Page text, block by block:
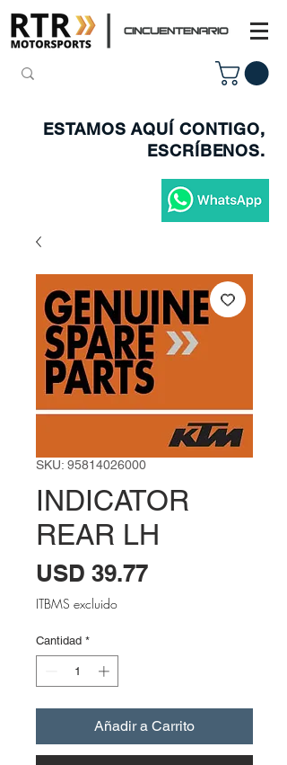
ESTAMOS AQUÍ CONTIGO,
ESCRÍBENOS.
SKU: 95814026000
INDICATOR
REAR LH
USD 39.77Precio
ITBMS excluido
Cantidad *
Añadir a Carrito